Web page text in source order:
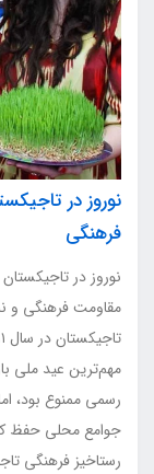
نوروز در
فرهنگی
نوروز در
مقاومت فرهنگی و
مهم‌ترین عید ملی
رسمی ممنوع بود،
جوامع محلی حفظ
رستاخیز فرهنگی